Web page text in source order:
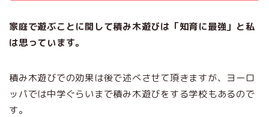
家庭で遊ぶことに関して積み木遊びは「知育に最強」と私
は思っています。
積み木遊びでの効果は後で述べさせて頂きますが、ヨーロ
ッパでは中学ぐらいまで積み木遊びをする学校もあるので
す。